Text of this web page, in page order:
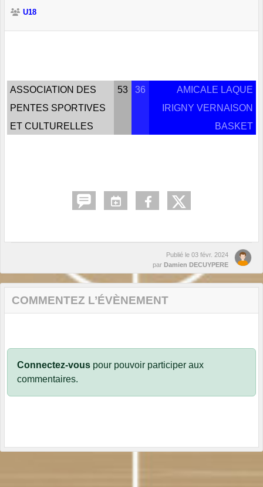
U18
ASSOCIATION DES
PENTES SPORTIVES
ET CULTURELLES
53 36
AMICALE LAQUE
IRIGNY VERNAISON
BASKET
Publié le 03 févr. 2024
par Damien DECUYPERE
COMMENTEZ L’ÉVÈNEMENT
Connectez-vous pour pouvoir participer aux
commentaires.